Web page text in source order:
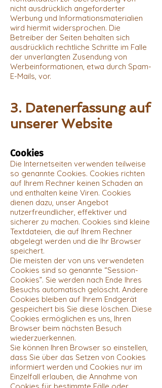
nicht ausdrücklich angeforderter
Werbung und Informationsmaterialien
wird hiermit widersprochen. Die
Betreiber der Seiten behalten sich
ausdrücklich rechtliche Schritte im Falle
der unverlangten Zusendung von
Werbeinformationen, etwa durch Spam-
E-Mails, vor.
3. Datenerfassung auf
unserer Website
Cookies
Die Internetseiten verwenden teilweise
so genannte Cookies. Cookies richten
auf Ihrem Rechner keinen Schaden an
und enthalten keine Viren. Cookies
dienen dazu, unser Angebot
nutzerfreundlicher, effektiver und
sicherer zu machen. Cookies sind kleine
Textdateien, die auf Ihrem Rechner
abgelegt werden und die Ihr Browser
speichert.
Die meisten der von uns verwendeten
Cookies sind so genannte “Session-
Cookies”. Sie werden nach Ende Ihres
Besuchs automatisch gelöscht. Andere
Cookies bleiben auf Ihrem Endgerät
gespeichert bis Sie diese löschen. Diese
Cookies ermöglichen es uns, Ihren
Browser beim nächsten Besuch
wiederzuerkennen.
Sie können Ihren Browser so einstellen,
dass Sie über das Setzen von Cookies
informiert werden und Cookies nur im
Einzelfall erlauben, die Annahme von
Cookies für bestimmte Fälle oder